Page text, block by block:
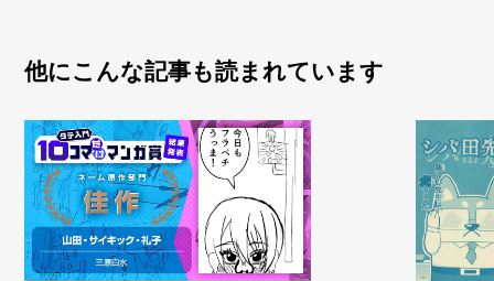
他にこんな記事も読まれています